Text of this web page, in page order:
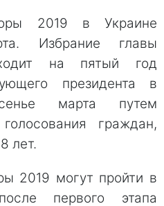
2019 в Украине
Избрание главы
на пятый год
президента в
марта путем
граждан,
лет.
2019 могут пройти в
первого этапа